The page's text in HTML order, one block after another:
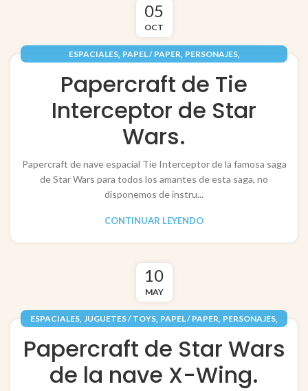
05
OCT
ESPACIALES, PAPEL / PAPER, PERSONAJES,
Papercraft de Tie
Interceptor de Star
Wars.
Papercraft de nave espacial Tie Interceptor de la famosa saga
de Star Wars para todos los amantes de esta saga, no
disponemos de instru...
CONTINUAR LEYENDO
10
MAY
ESPACIALES, JUGUETES / TOYS, PAPEL / PAPER, PERSONAJES,
Papercraft de Star Wars
de la nave X-Wing.